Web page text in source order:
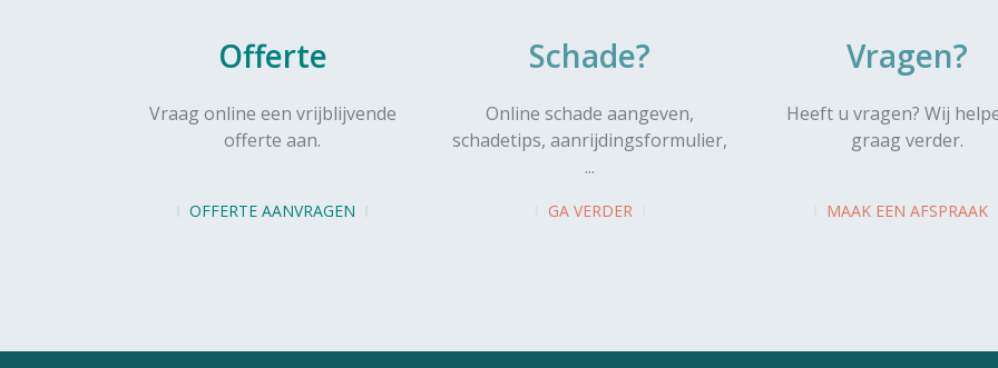
Offerte
Vraag online een vrijblijvende
offerte aan.
OFFERTE AANVRAGEN
Schade?
Online schade aangeven,
schadetips, aanrijdingsformulier,
...
GA VERDER
Vragen?
Heeft u vragen? Wij
graag verder.
MAAK EEN AFSPRAAK